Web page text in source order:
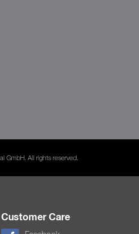
GmbH. All rights reserved.
Customer Care